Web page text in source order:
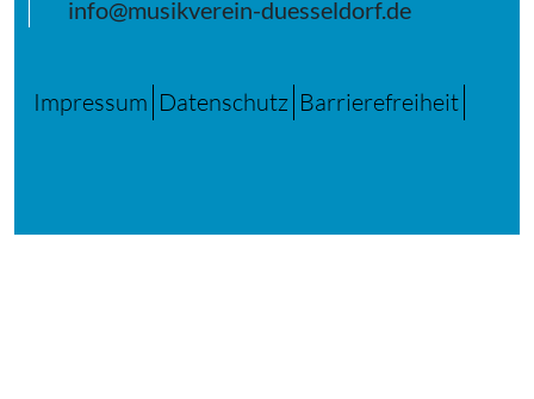
info@musikverein-duesseldorf.de
Impressum Datenschutz Barrierefreiheit